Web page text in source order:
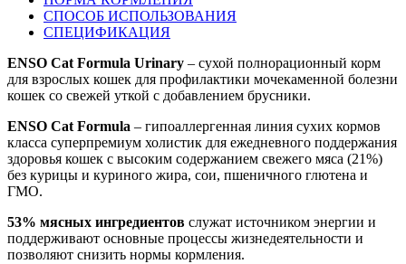
СПОСОБ ИСПОЛЬЗОВАНИЯ
СПЕЦИФИКАЦИЯ
ENSO Cat Formula Urinary – сухой полнорационный корм
для взрослых кошек для профилактики мочекаменной болезни
кошек со свежей уткой с добавлением брусники.
ENSO Cat Formula – гипоаллергенная линия сухих кормов
класса суперпремиум холистик для ежедневного поддержания
здоровья кошек с высоким содержанием свежего мяса (21%)
без курицы и куриного жира, сои, пшеничного глютена и
ГМО.
53% мясных ингредиентов служат источником энергии и
поддерживают основные процессы жизнедеятельности и
позволяют снизить нормы кормления.